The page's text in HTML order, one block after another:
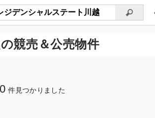
競売＆公売物件
0 件見つかりました